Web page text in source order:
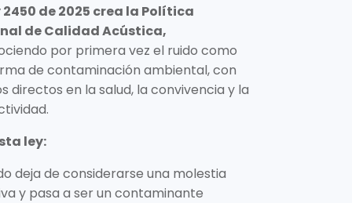
2450 de 2025 crea la Política
de Calidad Acústica,
por primera vez el ruido como
de contaminación ambiental, con
directos en la salud, la convivencia y la
ley:
deja de considerarse una molestia
y pasa a ser un contaminante